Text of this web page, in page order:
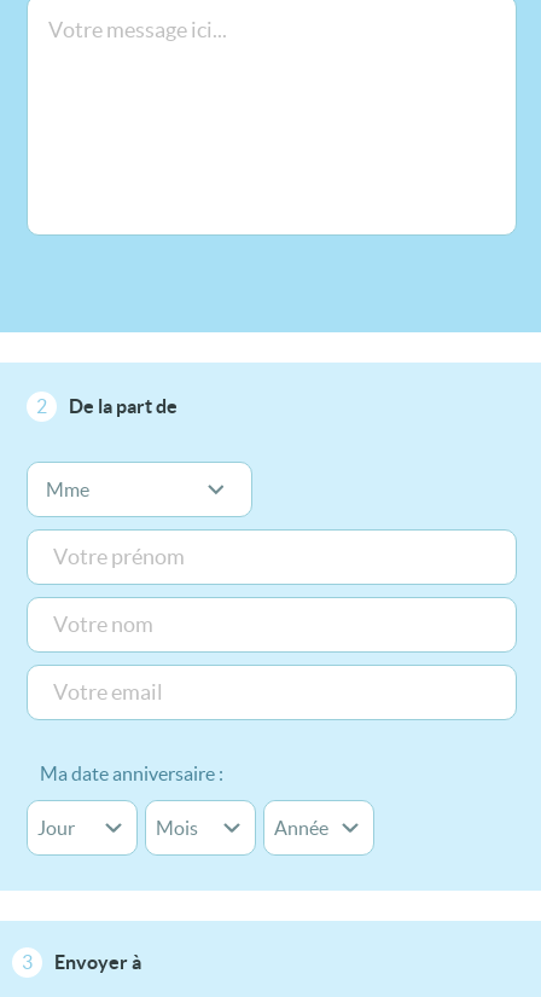
2 De la part de
Ma date anniversaire :
3 Envoyer à